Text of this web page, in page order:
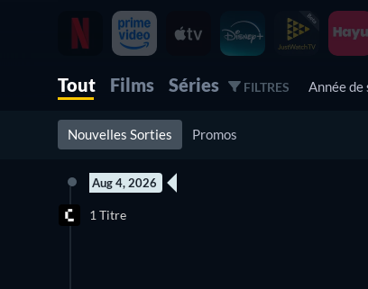
LaCinetek ajoute et retire constamment des
Grâce à JustWatch Nouveautés, ne rate aucune
Tout Films Séries FILTRES Année
Nouvelles Sorties Promos
Aug 4, 2026
1 Titre